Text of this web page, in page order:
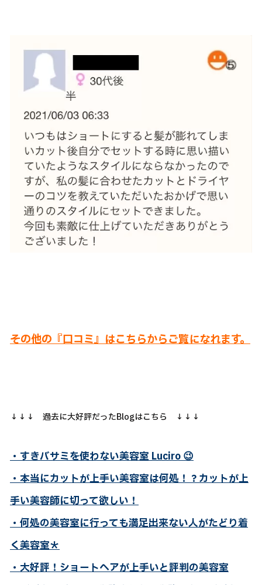
その他の『口コミ』はこちらからご覧になれます。
↓↓↓ 過去に大好評だったBlogはこちら ↓↓↓
・すきバサミを使わない美容室 Luciro 😉
・本当にカットが上手い美容室は何処！？カットが上
手い美容師に切って欲しい！
・何処の美容室に行っても満足出来ない人がたどり着
く美容室＊
・大好評！ショートヘアが上手いと評判の美容室